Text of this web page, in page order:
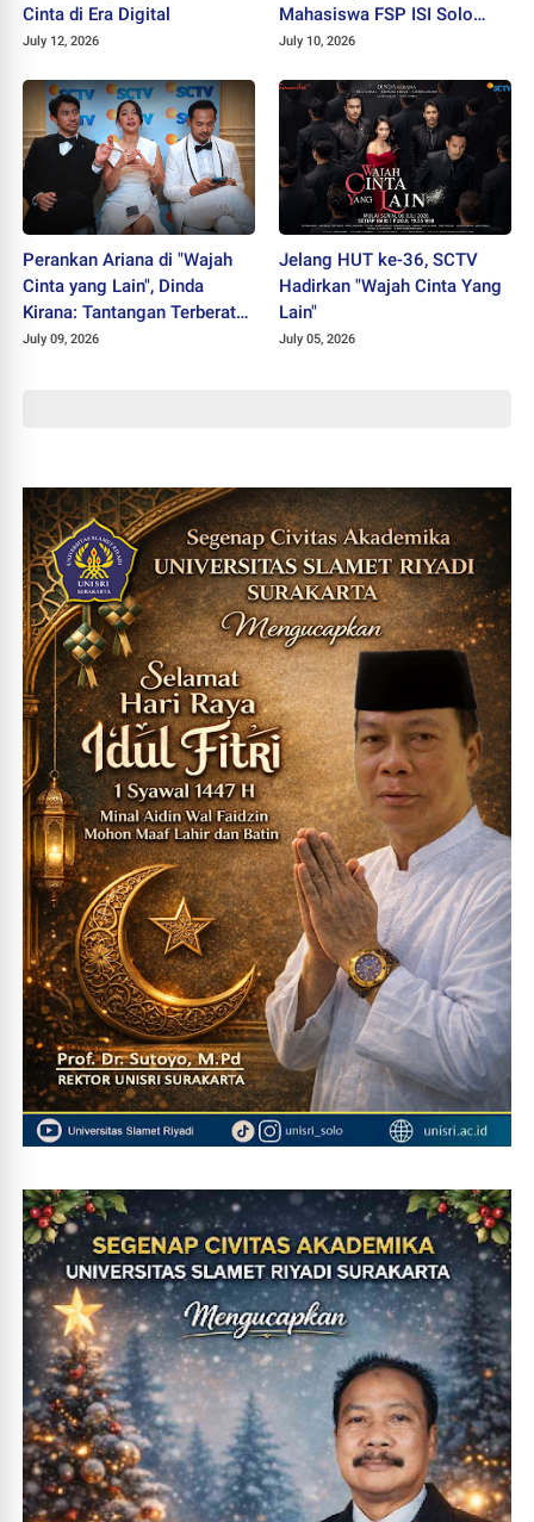
Cinta di Era Digital
July 12, 2026
Mahasiswa FSP ISI Solo
Sabet Juara II PEKSIMIDA
July 10, 2026
Perankan Ariana di "Wajah
Cinta yang Lain", Dinda
Kirana: Tantangan Terberat
Selama Berkarier
July 09, 2026
Jelang HUT ke-36, SCTV
Hadirkan "Wajah Cinta Yang
Lain"
July 05, 2026